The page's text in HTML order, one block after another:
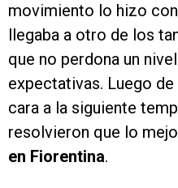
movimiento lo hizo
llegaba a otro de los
que no perdona un
expectativas. Luego
cara a la siguiente
resolvieron que lo
en Fiorentina.